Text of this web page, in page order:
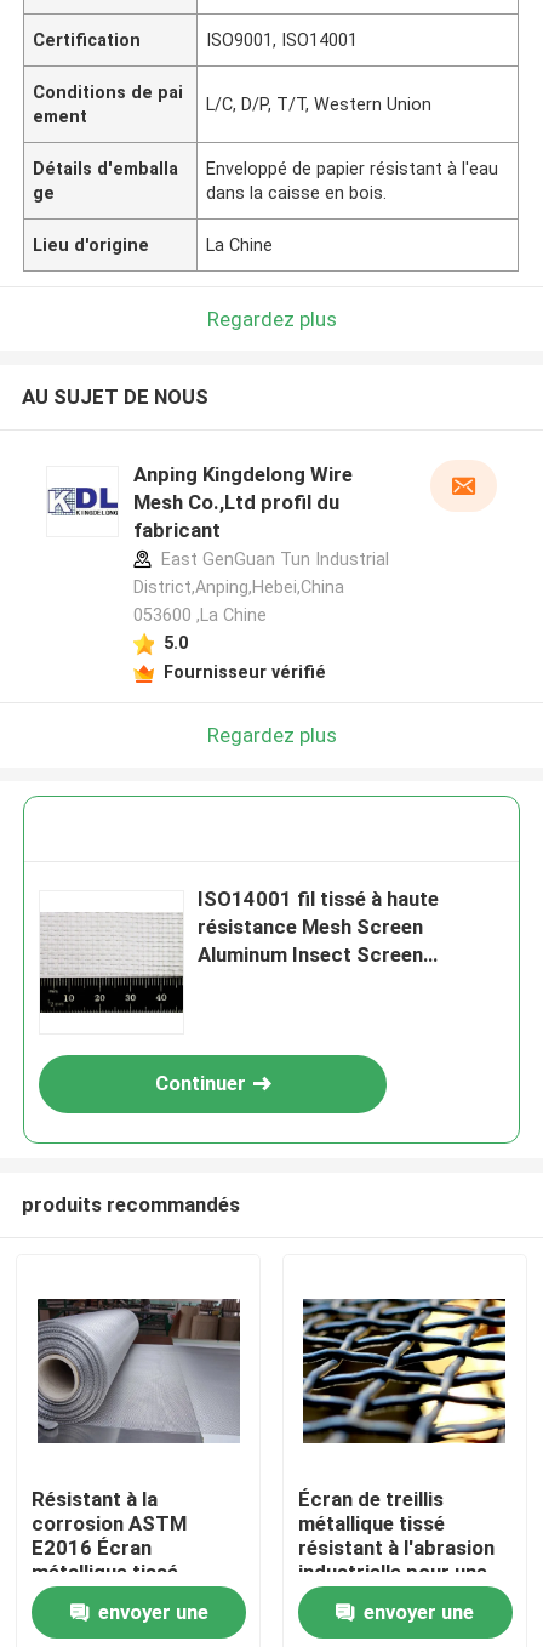
À la maison
Produits
Le spectacle VR
Certification ISO9001, ISO14001
Conditions de pai
ement
L/C, D/P, T/T, Western Union
Détails d'emballa
ge
Enveloppé de papier résistant à l'eau
dans la caisse en bois.
Lieu d'origine La Chine
Regardez plus
AU SUJET DE NOUS
Anping Kingdelong Wire
Mesh Co.,Ltd profil du
fabricant
East GenGuan Tun Industrial
District,Anping,Hebei,China
053600 ,La Chine
5.0
Fournisseur vérifié
Regardez plus
ISO14001 fil tissé à haute
résistance Mesh Screen
Aluminum Insect Screen
Continuer
produits recommandés
Résistant à la
corrosion ASTM
E2016 Écran
métallique tissé
standard résistant aux
chocs lourdsenvoyer une
Écran de treillis
métallique tissé
résistant à l'abrasion
industrielle pour une
résistance à la
corrosion et aux
envoyer une